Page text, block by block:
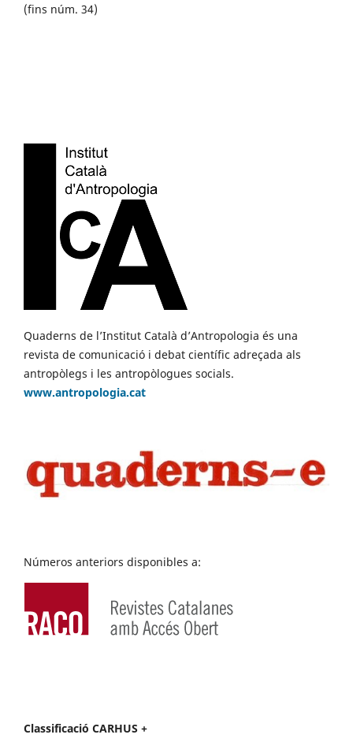
(fins núm. 34)
Quaderns de l’Institut Català d’Antropologia és una
revista de comunicació i debat científic adreçada als
antropòlegs i les antropòlogues socials.
www.antropologia.cat
Números anteriors disponibles a:
Classificació CARHUS +